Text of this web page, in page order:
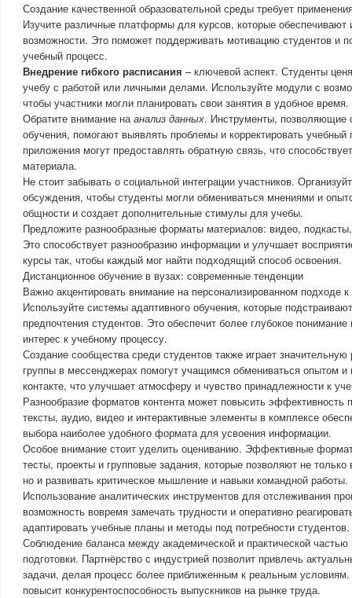
Создание качественной образовательной среды требует
Изучите различные платформы для курсов, которые обеспечивают
возможности. Это поможет поддерживать мотивацию студентов и
учебный процесс.
Внедрение гибкого расписания – ключевой аспект. Студенты
учебу с работой или личными делами. Используйте модули с
чтобы участники могли планировать свои занятия в удобное время.
Обратите внимание наанализ данных. Инструменты, позволяющие
обучения, помогают выявлять проблемы и корректировать
приложения могут предоставлять обратную связь, что
материала.
Не стоит забывать о социальной интеграции участников.
обсуждения, чтобы студенты могли обмениваться мнениями и
общности и создает дополнительные стимулы для учебы.
Предложите разнообразные форматы материалов: видео,
Это способствует разнообразию информации и улучшает
курсы так, чтобы каждый мог найти подходящий способ освоения.
Дистанционное обучение в вузах: современные тенденции
Важно акцентировать внимание на персонализированном подходе
Используйте системы адаптивного обучения, которые
предпочтения студентов. Это обеспечит более глубокое
интерес к учебному процессу.
Создание сообщества среди студентов также играет
группы в мессенджерах помогут учащимся обмениваться опытом и
контакте, что улучшает атмосферу и чувство принадлежности к
Разнообразие форматов контента может повысить эффективность
тексты, аудио, видео и интерактивные элементы в комплексе
выбора наиболее удобного формата для усвоения информации.
Особое внимание стоит уделить оцениванию. Эффективные
тесты, проекты и групповые задания, которые позволяют не
но и развивать критическое мышление и навыки командной работы.
Использование аналитических инструментов для отслеживания
возможность вовремя замечать трудности и оперативно
адаптировать учебные планы и методы под потребности студентов.
Соблюдение баланса между академической и практической
подготовки. Партнёрство с индустрией позволит привлечь
задачи, делая процесс более приближенным к реальным условиям.
повысит конкурентоспособность выпускников на рынке труда.